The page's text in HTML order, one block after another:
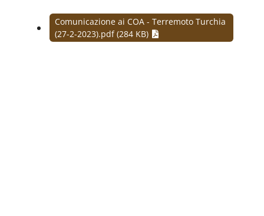
Comunicazione ai COA - Terremoto Turchia
(27-2-2023).pdf (284 KB)